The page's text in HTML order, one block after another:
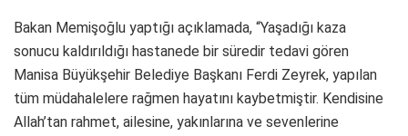
Bakan Memişoğlu yaptığı açıklamada, “Yaşadığı kaza
sonucu kaldırıldığı hastanede bir süredir tedavi gören
Manisa Büyükşehir Belediye Başkanı Ferdi Zeyrek, yapılan
tüm müdahalelere rağmen hayatını kaybetmiştir. Kendisine
Allah’tan rahmet, ailesine, yakınlarına ve sevenlerine